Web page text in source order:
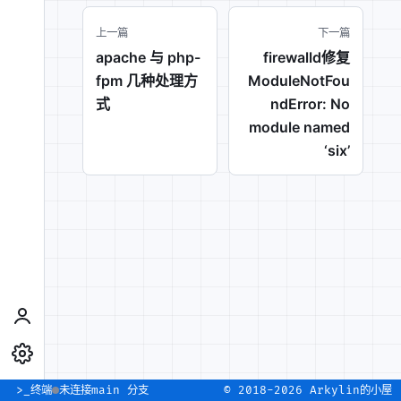
上一篇
apache 与 php-
fpm 几种处理方
式
下一篇
firewalld修复
ModuleNotFou
ndError: No
module named
‘six’
>_ 终端 未连接main 分支 © 2018-2026 Arkylin的小屋